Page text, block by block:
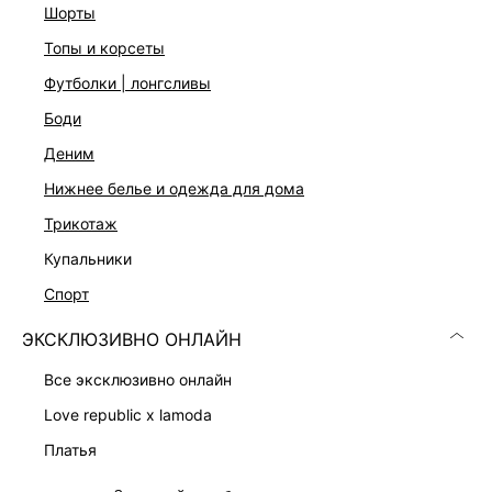
шорты
топы и корсеты
футболки | лонгсливы
боди
деним
нижнее белье и одежда для дома
трикотаж
купальники
спорт
ЭКСКЛЮЗИВНО ОНЛАЙН
все эксклюзивно онлайн
love republic x lamoda
платья
КАТАЛОГ
КОМПАНИЯ
КЛИЕНТАМ